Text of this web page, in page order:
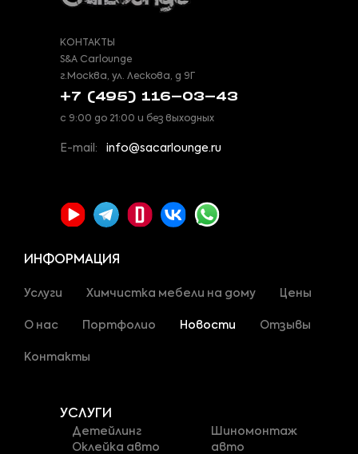
КОНТАКТЫ
S&A Carlounge
г.Москва, ул. Лескова, д 9Г
+7 (495) 116-03-43
с 9:00 до 21:00 и без выходных
E-mail: info@sacarlounge.ru
ИНФОРМАЦИЯ
Услуги Химчистка мебели на дому Цены
О нас Портфолио Новости Отзывы
Контакты
УСЛУГИ
Детейлинг
Оклейка авто
Шиномонтаж
авто